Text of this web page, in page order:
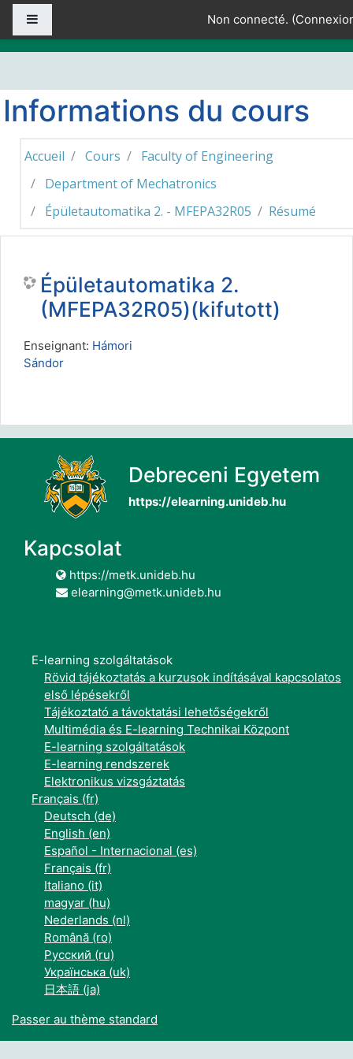
Passer au contenu principal
Non connecté. (
Informations du cours
Accueil Cours
Faculty of Engineering
Department of Mechatronics
Épületautomatika 2. - MFEPA32R05
Résumé
Épületautomatika 2.
(MFEPA32R05)(kifutott)
Enseignant: Hámori
Sándor
Debreceni Egyetem
https://elearning.unideb.hu
Kapcsolat
https://metk.unideb.hu
elearning@metk.unideb.hu
E-learning szolgáltatások
Rövid tájékoztatás a kurzusok indításával kapcsolatos
első lépésekről
Tájékoztató a távoktatási lehetőségekről
Multimédia és E-learning Technikai Központ
E-learning szolgáltatások
E-learning rendszerek
Elektronikus vizsgáztatás
Français ‎(fr)‎
Deutsch ‎(de)‎
English ‎(en)‎
Español - Internacional ‎(es)‎
Français ‎(fr)‎
Italiano ‎(it)‎
magyar ‎(hu)‎
Nederlands ‎(nl)‎
Română ‎(ro)‎
Русский ‎(ru)‎
Українська ‎(uk)‎
日本語 ‎(ja)‎
Passer au thème standard